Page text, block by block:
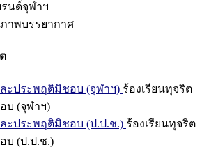
นด์จุฬาฯ
ภาพบรรยากาศ
ะประพฤติมิชอบ (จุฬาฯ) ร้องเรียนทุจริต
บ (จุฬาฯ)
ะประพฤติมิชอบ (ป.ป.ช.) ร้องเรียนทุจริต
บ (ป.ป.ช.)